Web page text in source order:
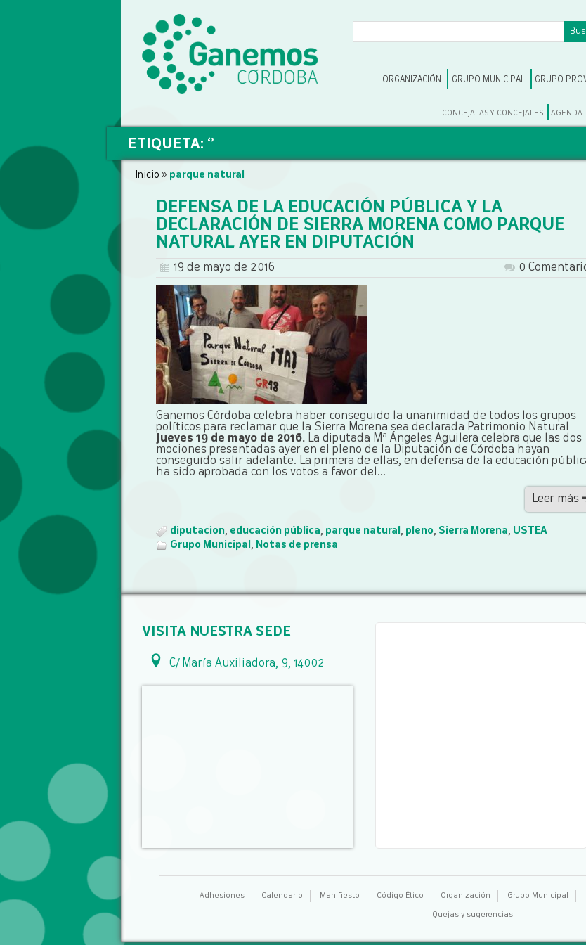
ORGANIZACIÓN GRUPO MUNICIPAL GRUPO
CONCEJALAS Y CONCEJALES AGENDA
ETIQUETA: ‘’
Inicio » parque natural
DEFENSA DE LA EDUCACIÓN PÚBLICA Y LA
DECLARACIÓN DE SIERRA MORENA COMO PARQUE
NATURAL AYER EN DIPUTACIÓN
19 de mayo de 2016 0
Ganemos Córdoba celebra haber conseguido la unanimidad de todos los grupos
políticos para reclamar que la Sierra Morena sea declarada Patrimonio Natural
Jueves 19 de mayo de 2016. La diputada Mª Ángeles Aguilera celebra que las dos
mociones presentadas ayer en el pleno de la Diputación de Córdoba hayan
conseguido salir adelante. La primera de ellas, en defensa de la educación
ha sido aprobada con los votos a favor del...
Leer más
diputacion, educación pública, parque natural , pleno, Sierra Morena, USTEA
Grupo Municipal , Notas de prensa
VISITA NUESTRA SEDE
C/ María Auxiliadora, 9, 14002
Adhesiones Calendario Manifiesto Código Ético Organización Grupo Municipal
Quejas y sugerencias